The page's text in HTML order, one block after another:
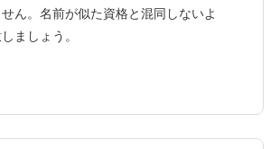
ん。名前が似た資格と混同しないよ
ましょう。